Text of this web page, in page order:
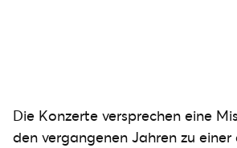
Die Konzerte versprechen eine
den vergangenen Jahren zu